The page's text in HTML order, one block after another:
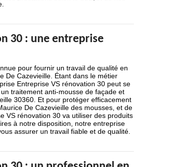
30 : une entreprise
pour fournir un travail de qualité en
De Cazevieille. Étant dans le métier
Entreprise VS rénovation 30 peut se
traitement anti-mousse de façade et
30360. Et pour protéger efficacement
De Cazevieille des mousses, et de
VS rénovation 30 va utiliser des produits
à notre disposition, notre entreprise
assurer un travail fiable et de qualité.